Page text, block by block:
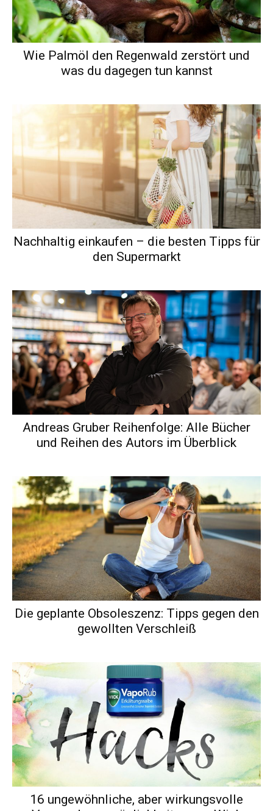
Wie Palmöl den Regenwald zerstört und
was du dagegen tun kannst
Nachhaltig einkaufen – die besten Tipps für
den Supermarkt
Andreas Gruber Reihenfolge: Alle Bücher
und Reihen des Autors im Überblick
Die geplante Obsoleszenz: Tipps gegen den
gewollten Verschleiß
16 ungewöhnliche, aber wirkungsvolle